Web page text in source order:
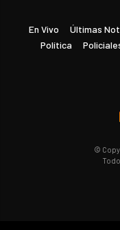
En Vivo
Últimas
Política
©